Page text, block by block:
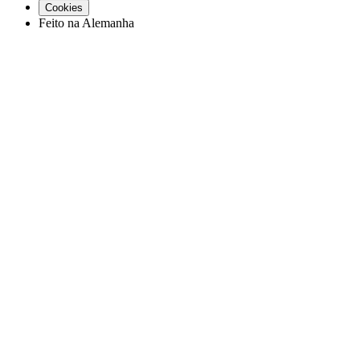
Cookies
Feito na Alemanha